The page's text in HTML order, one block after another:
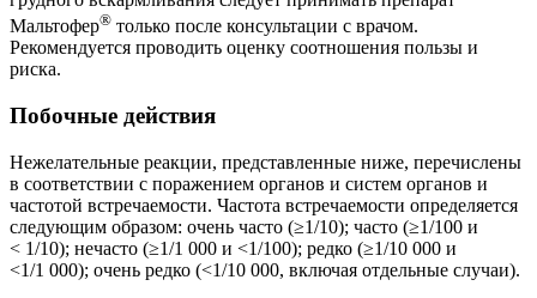
Мальтофер® только после консультации с врачом.
Рекомендуется проводить оценку соотношения пользы и
риска.
Побочные действия
Нежелательные реакции, представленные ниже, перечислены
в соответствии с поражением органов и систем органов и
частотой встречаемости. Частота встречаемости определяется
следующим образом: очень часто (≥1/10); часто (≥1/100 и
< 1/10); нечасто (≥1/1 000 и <1/100); редко (≥1/10 000 и
<1/1 000); очень редко (<1/10 000, включая отдельные случаи).